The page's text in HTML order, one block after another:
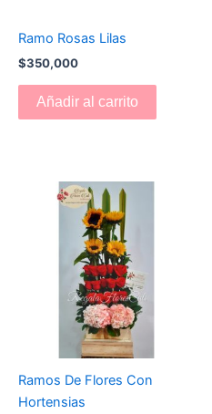
Ramo Rosas Lilas
$350,000
Añadir al carrito
Ramos De Flores Con
Hortensias